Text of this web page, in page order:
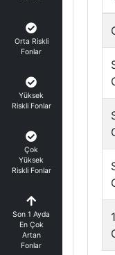
Orta Riskli
Fonlar
Yüksek
Riskli Fonlar
Çok
Yüksek
Riskli Fonlar
Son 1 Ayda
En Çok
Artan
Fonlar